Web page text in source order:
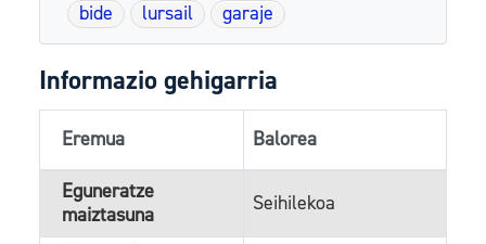
bide
lursail garaje
Informazio gehigarria
Eremua Balorea
Eguneratze
maiztasuna
Seihilekoa